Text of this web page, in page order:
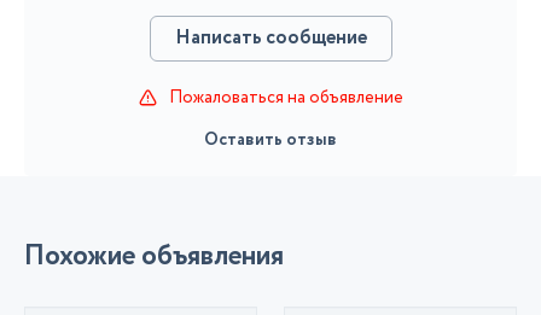
Написать сообщение
Пожаловаться на объявление
Оставить отзыв
Похожие объявления